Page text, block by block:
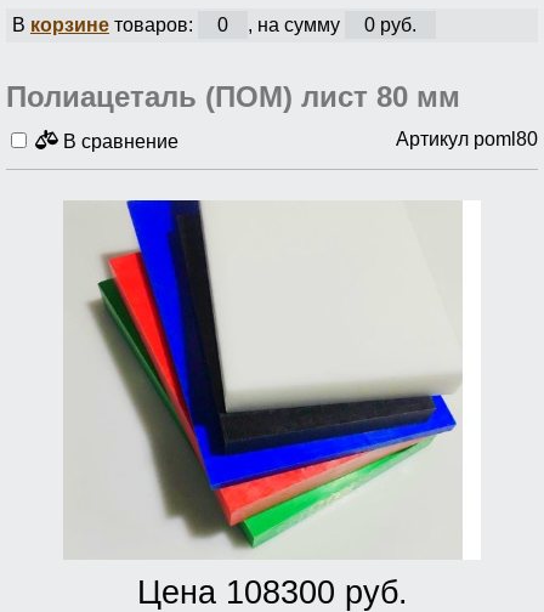
В корзинетоваров: 0 , на сумму 0 руб.
Полиацеталь (ПОМ) лист 80 мм
В сравнение Артикул poml80
Цена 108300 руб.